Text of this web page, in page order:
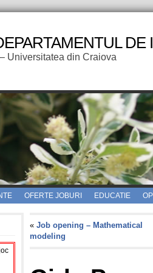
DE
Universitatea din Craiova
OFERTE JOBURI EDUCATIE
« Job opening – Mathematical
modeling